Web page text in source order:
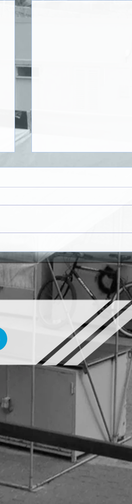
𝗚𝗔𝗡𝗛𝗔𝗥 𝗡𝗢𝗩𝗔
𝗜𝗠𝗔𝗚𝗘𝗠 𝗡𝗢
𝗗𝗢 𝗣𝗥𝗢𝗝𝗘𝗧𝗢
𝗠𝗔𝗥𝗜𝗔